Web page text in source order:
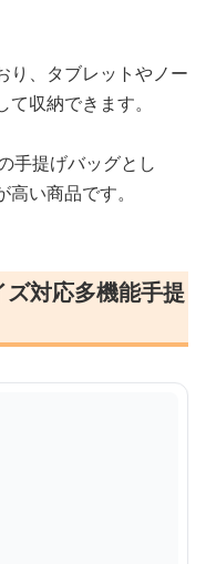
り、タブレットやノー
収納できます。
手提げバッグとし
い商品です。
対応多機能手提